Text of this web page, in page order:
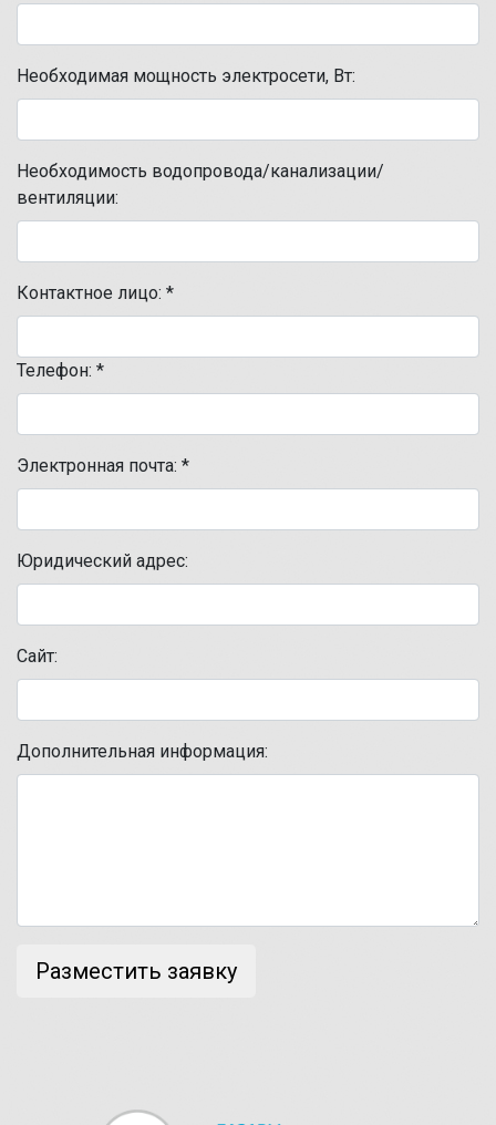
Необходимая мощность электросети, Вт:
Необходимость водопровода/канализации/
вентиляции:
Контактное лицо: *
Телефон: *
Электронная почта: *
Юридический адрес:
Сайт:
Дополнительная информация: